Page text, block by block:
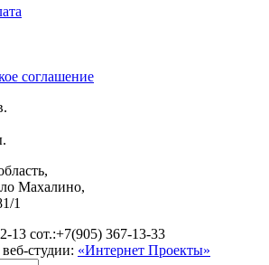
соглашение
Махалино,
1
13 сот.:+7(905) 367-13-33
студии: «Интернет Проекты»